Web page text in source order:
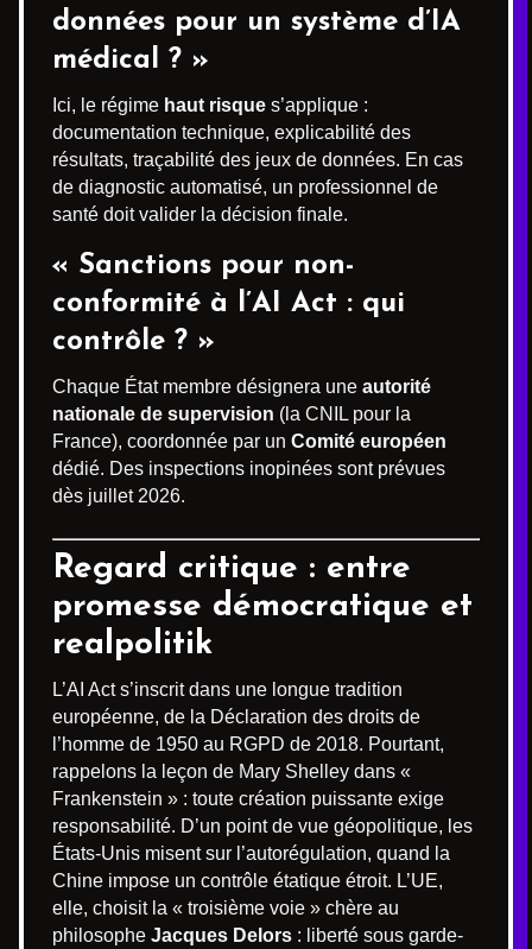
données pour un système d’IA
médical ? »
Ici, le régime haut risque s’applique :
documentation technique, explicabilité des
résultats, traçabilité des jeux de données. En cas
de diagnostic automatisé, un professionnel de
santé doit valider la décision finale.
« Sanctions pour non-
conformité à l’AI Act : qui
contrôle ? »
Chaque État membre désignera une autorité
nationale de supervision (la CNIL pour la
France), coordonnée par un Comité européen
dédié. Des inspections inopinées sont prévues
dès juillet 2026.
Regard critique : entre
promesse démocratique et
realpolitik
L’AI Act s’inscrit dans une longue tradition
européenne, de la Déclaration des droits de
l’homme de 1950 au RGPD de 2018. Pourtant,
rappelons la leçon de Mary Shelley dans «
Frankenstein » : toute création puissante exige
responsabilité. D’un point de vue géopolitique, les
États-Unis misent sur l’autorégulation, quand la
Chine impose un contrôle étatique étroit. L’UE,
elle, choisit la « troisième voie » chère au
philosophe Jacques Delors : liberté sous garde-